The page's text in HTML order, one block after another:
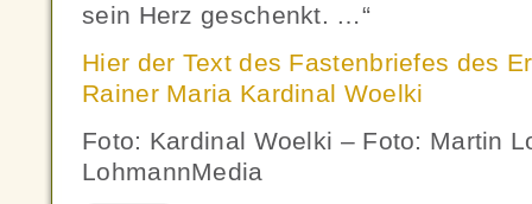
sein Herz geschenkt. …“
Hier der Text des Fastenbriefes des
Rainer Maria Kardinal Woelki
Foto: Kardinal Woelki – Foto: Martin
LohmannMedia